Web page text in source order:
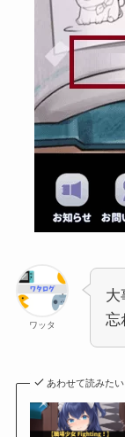
ワッタ
大
忘
あわせて読みたい